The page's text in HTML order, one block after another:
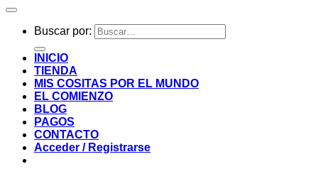
Buscar por:
INICIO
TIENDA
MIS COSITAS POR EL MUNDO
EL COMIENZO
BLOG
PAGOS
CONTACTO
Acceder / Registrarse